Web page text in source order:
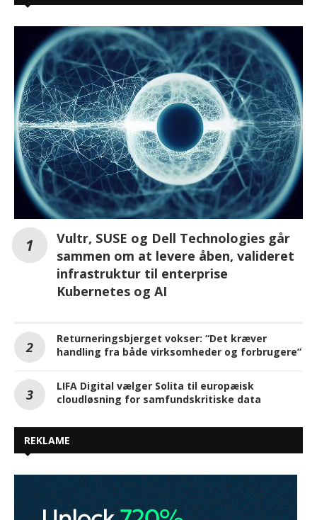
Vultr, SUSE og Dell Technologies går
sammen om at levere åben, valideret
infrastruktur til enterprise
Kubernetes og AI
Returneringsbjerget vokser: “Det kræver
handling fra både virksomheder og forbrugere”
LIFA Digital vælger Solita til europæisk
cloudløsning for samfundskritiske data
REKLAME